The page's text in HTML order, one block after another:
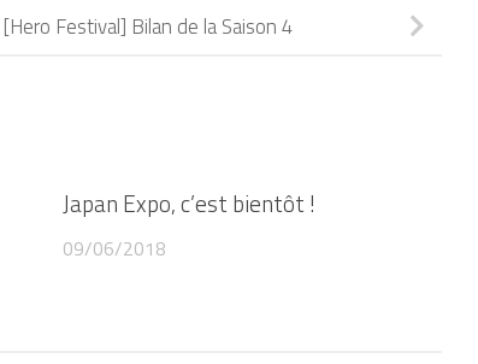
[Hero Festival] Bilan de la Saison 4
Japan Expo, c’est bientôt !
09/06/2018